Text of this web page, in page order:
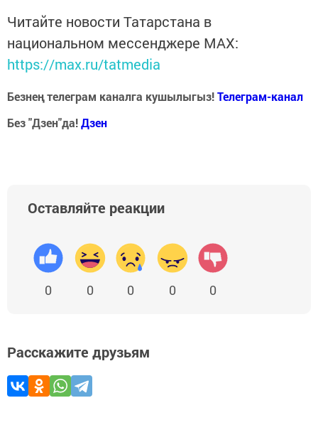
Читайте новости Татарстана в
национальном мессенджере MАХ:
https://max.ru/tatmedia
Безнең телеграм каналга кушылыгыз!Телеграм-канал
Без "Дзен"да!Дзен
Оставляйте реакции
0 0 0 0 0
Расскажите друзьям